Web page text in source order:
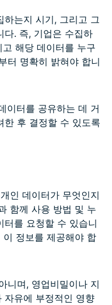
는지 시기, 그리고 그
다. 즉, 기업은 수집하
해당 데이터를 누구
터 명확히 밝혀야 합니
이터를 공유하는 데 거
한 후 결정할 수 있도록
인 데이터가 무엇인지
함께 사용 방법 및 누
터를 요청할 수 있습니
정보를 제공해야 합
니며, 영업비밀이나 지
자유에 부정적인 영향